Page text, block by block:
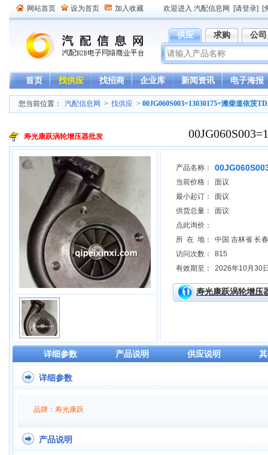
网站首页 设为首页 加入收藏 欢迎进入 汽配信息网 [请登录] [
供应 求购 公司
首页 找供应 找招商 企业库 新闻资讯 电子海报
您当前位置： 汽配信息网 > 找供应 > 00JG060S003=13030175=潍柴道依茨
寿光康跃涡轮增压器批发
产品名称：
当前价格：
面议
最小起订：
面议
供货总量：
面议
点此询价：
所 在 地：
中国 吉林省 长
访问次数：
815
有效期至：
2026年10月30
寿光康跃涡轮增压
详细参数 产品说明 供应说明
详细参数
品牌：寿光康跃
产品说明